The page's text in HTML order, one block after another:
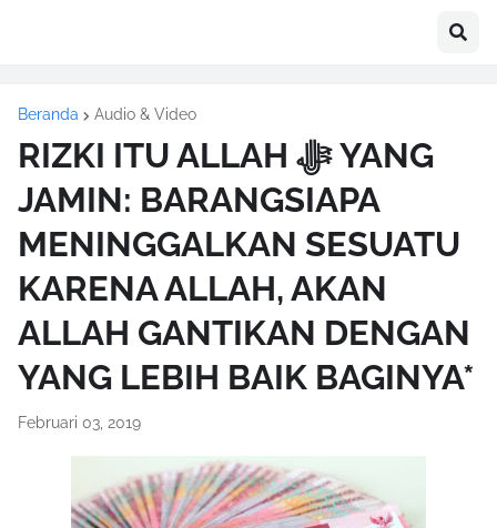
Beranda Audio & Video
RIZKI ITU ALLAH ﷻ YANG
JAMIN: BARANGSIAPA
MENINGGALKAN SESUATU
KARENA ALLAH, AKAN
ALLAH GANTIKAN DENGAN
YANG LEBIH BAIK BAGINYA*
Februari 03, 2019